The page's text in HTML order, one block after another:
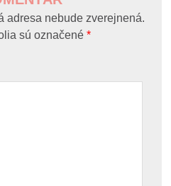
adresa nebude zverejnená.
sú označené*